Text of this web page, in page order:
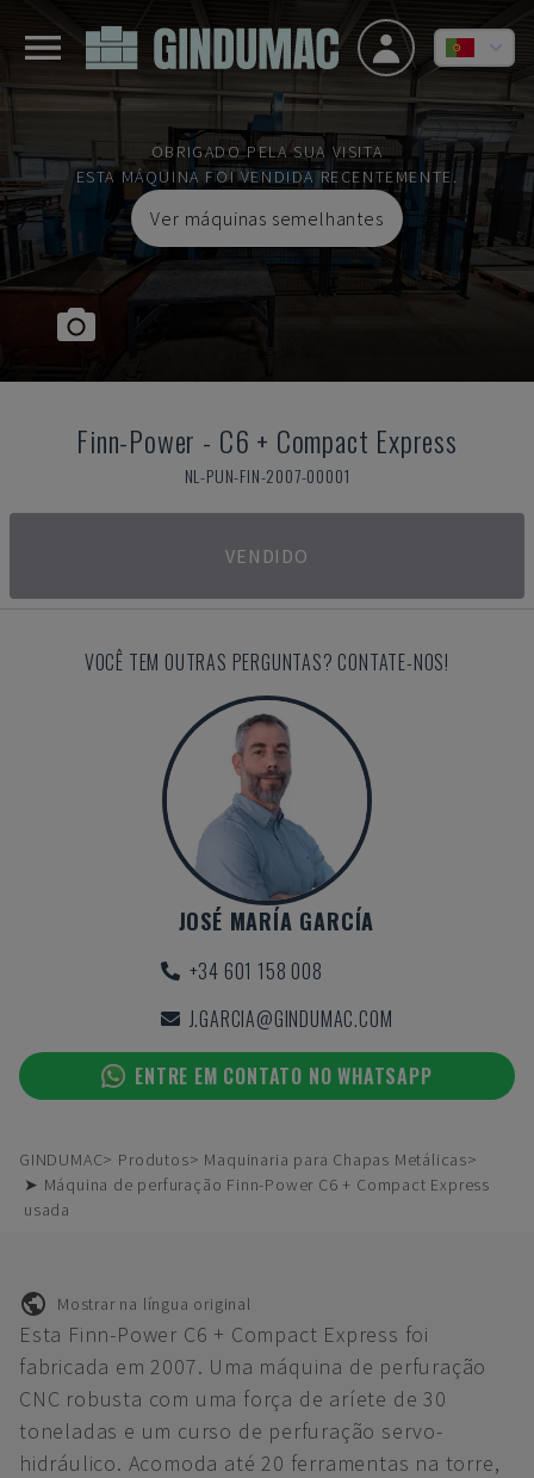
OBRIGADO PELA SUA VISITA
ESTA MÁQUINA FOI VENDIDA RECENTEMENTE.
Ver máquinas semelhantes
Finn-Power - C6 + Compact Express
NL-PUN-FIN-2007-00001
VENDIDO
VOCÊ TEM OUTRAS PERGUNTAS? CONTATE-NOS!
JOSÉ MARÍA GARCÍA
+34 601 158 008
J.GARCIA@GINDUMAC.COM
ENTRE EM CONTATO NO WHATSAPP
GINDUMAC Produtos
Maquinaria para Chapas Metálicas
➤ Máquina de perfuração Finn-Power C6 + Compact Express
usada
Mostrar na língua original
Esta Finn-Power C6 + Compact Express foi
fabricada em 2007. Uma máquina de perfuração
CNC robusta com uma força de aríete de 30
toneladas e um curso de perfuração servo-
hidráulico. Acomoda até 20 ferramentas na torre,